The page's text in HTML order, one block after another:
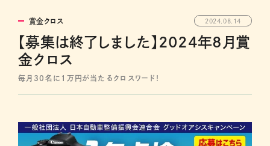
賞金クロス 2024.08.14
【募集は終了しました】2024年8月賞
金クロス
毎月30名に1万円が当たるクロスワード！